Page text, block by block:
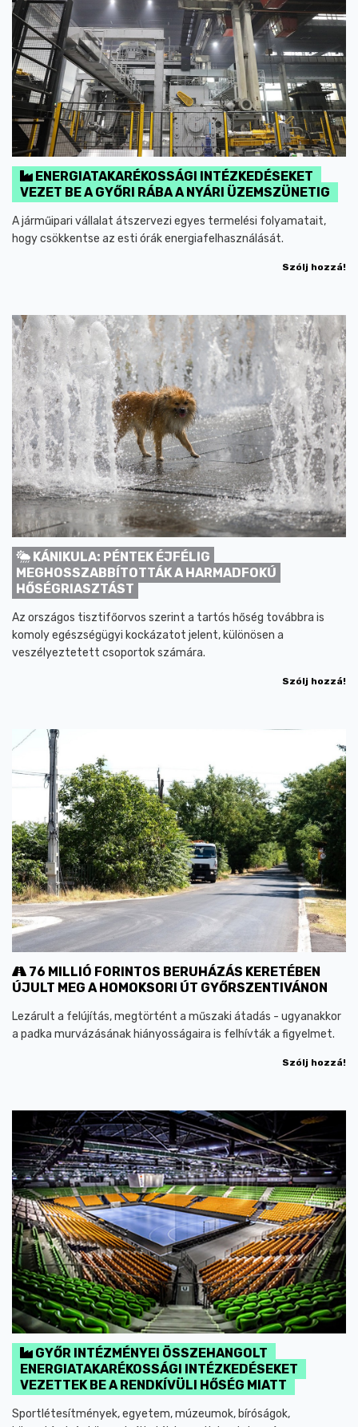
ENERGIATAKARÉKOSSÁGI INTÉZKEDÉSEKET
VEZET BE A GYŐRI RÁBA A NYÁRI ÜZEMSZÜNETIG
A járműipari vállalat átszervezi egyes termelési folyamatait,
hogy csökkentse az esti órák energiafelhasználását.
Szólj hozzá!
KÁNIKULA: PÉNTEK ÉJFÉLIG
MEGHOSSZABBÍTOTTÁK A HARMADFOKÚ
HŐSÉGRIASZTÁST
Az országos tisztifőorvos szerint a tartós hőség továbbra is
komoly egészségügyi kockázatot jelent, különösen a
veszélyeztetett csoportok számára.
Szólj hozzá!
76 MILLIÓ FORINTOS BERUHÁZÁS KERETÉBEN
ÚJULT MEG A HOMOKSORI ÚT GYŐRSZENTIVÁNON
Lezárult a felújítás, megtörtént a műszaki átadás - ugyanakkor
a padka murvázásának hiányosságaira is felhívták a figyelmet.
Szólj hozzá!
GYŐR INTÉZMÉNYEI ÖSSZEHANGOLT
ENERGIATAKARÉKOSSÁGI INTÉZKEDÉSEKET
VEZETTEK BE A RENDKÍVÜLI HŐSÉG MIATT
Sportlétesítmények, egyetem, múzeumok, bíróságok,